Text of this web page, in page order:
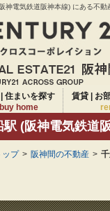
神電気鉄道阪神本線) にある不
住まいを探す
buy home
賃貸 | お
駅 (阪神電気鉄道
ップ > 阪神間の不動産 >